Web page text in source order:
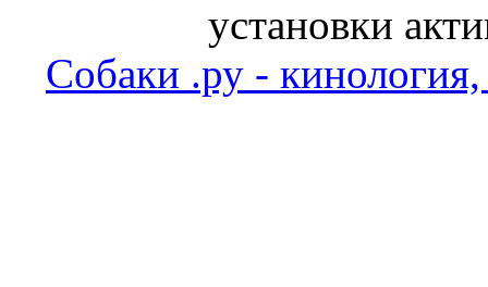
установки
Собаки .ру - кинология,